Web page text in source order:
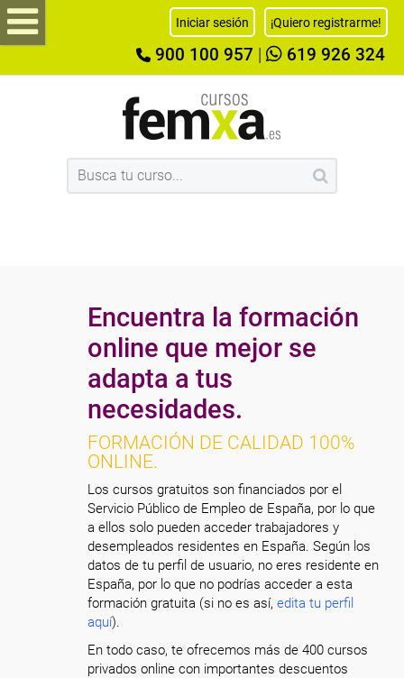
Iniciar sesión ¡Quiero registrarme!
900 100 957 619 926 324
Encuentra la formación
online que mejor se
adapta a tus
necesidades.
FORMACIÓN DE CALIDAD 100%
ONLINE.
Los cursos gratuitos son financiados por el
Servicio Público de Empleo de España, por lo que
a ellos solo pueden acceder trabajadores y
desempleados residentes en España. Según los
datos de tu perfil de usuario, no eres residente en
España, por lo que no podrías acceder a esta
formación gratuita (si no es así,edita tu perfil
aquí).
En todo caso, te ofrecemos más de 400 cursos
privados online con importantes descuentos